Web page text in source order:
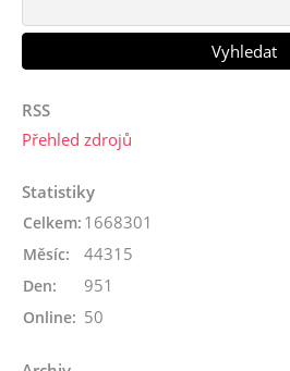
RSS
Přehled zdrojů
Statistiky
Online: 50
Celkem: 1668301
Měsíc: 44315
Den: 951